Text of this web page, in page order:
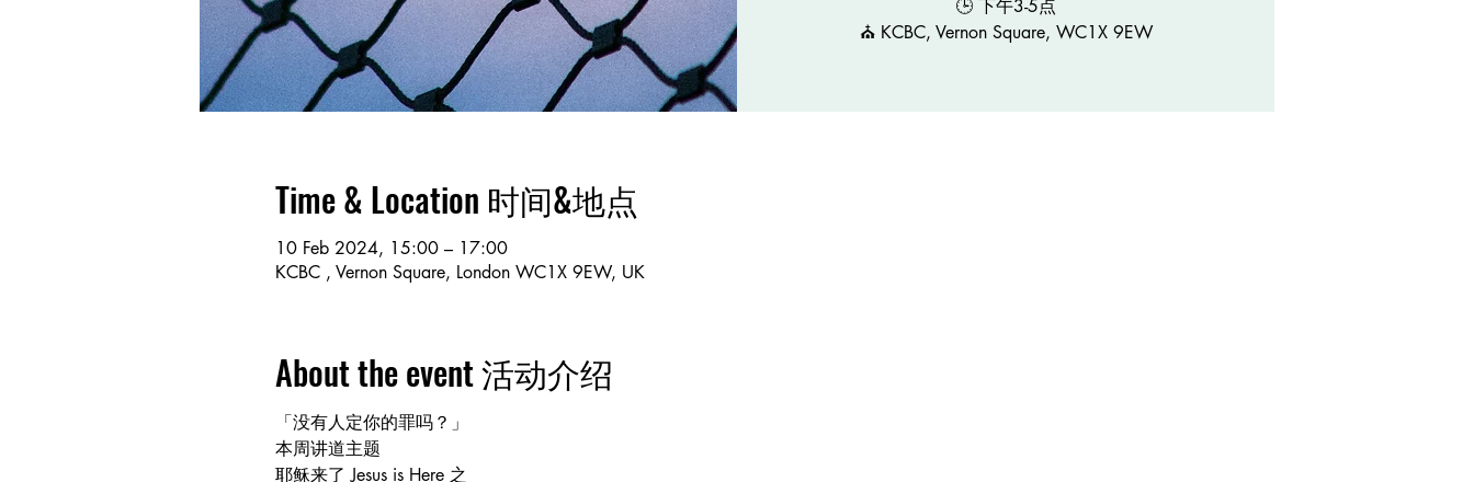
🕒 下午3-5点
⛪️ KCBC, Vernon Square, WC1X 9EW
Time & Location 时间&地点
10 Feb 2024, 15:00 – 17:00
KCBC , Vernon Square, London WC1X 9EW, UK
About the event 活动介绍
「没有人定你的罪吗？」
本周讲道主题
耶稣来了 Jesus is Here 之